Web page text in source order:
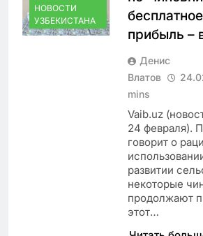
НОВОСТИ
УЗБЕКИСТАНА
прибыль –
Денис
Влатов
mins
Vaib.uz
24 февраля).
говорит о
развитии
некоторые
продолжают
этот…